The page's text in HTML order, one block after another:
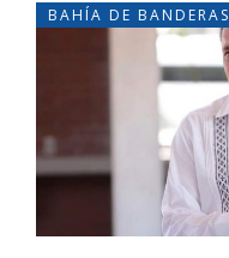
BAHÍA DE BANDERAS